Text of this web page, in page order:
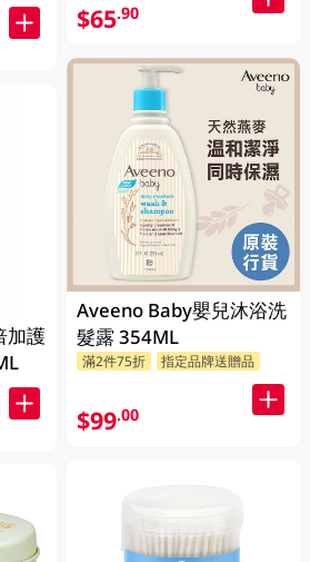
加護
$65.90
Aveeno Baby嬰兒沐浴洗
髮露 354ML
滿2件75折 指定品牌送贈品
$99.00